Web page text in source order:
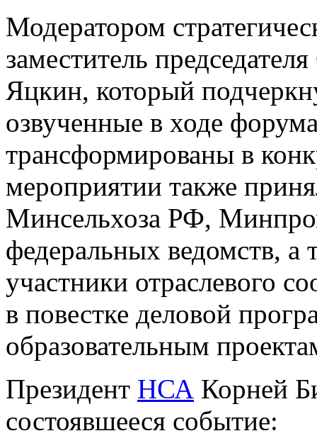
Модератором
заместитель
Яцкин, который
озвученные в ходе
трансформированы в
мероприятии также
Минсельхоза РФ,
федеральных ведомств, а
участники отраслевого
в повестке деловой
образовательным
Президент НСА Корней
состоявшееся событие: